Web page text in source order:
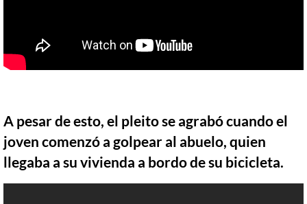
A pesar de esto, el pleito se agrabó cuando el
joven comenzó a golpear al abuelo, quien
llegaba a su vivienda a bordo de su bicicleta.